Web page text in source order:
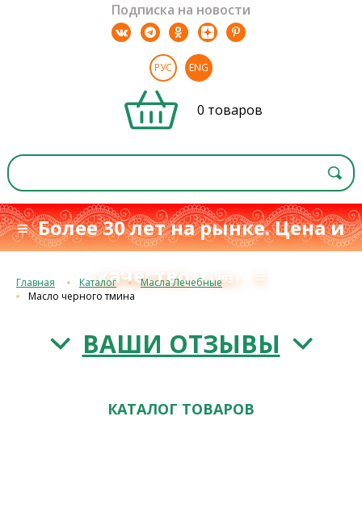
Подписка на новости
РУС ENG
0 товаров
≡ Более 30 лет на рынке. Цена и
качествос 1993 г. ≡
Главная Каталог
Масла Лечебные
Масло черного тмина
ВАШИ ОТЗЫВЫ
КАТАЛОГ ТОВАРОВ